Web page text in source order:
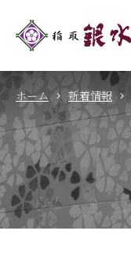
ホーム 新着情報